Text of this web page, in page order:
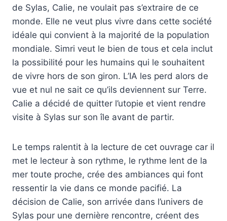
de Sylas, Calie, ne voulait pas s’extraire de ce
monde. Elle ne veut plus vivre dans cette société
idéale qui convient à la majorité de la population
mondiale. Simri veut le bien de tous et cela inclut
la possibilité pour les humains qui le souhaitent
de vivre hors de son giron. L’IA les perd alors de
vue et nul ne sait ce qu’ils deviennent sur Terre.
Calie a décidé de quitter l’utopie et vient rendre
visite à Sylas sur son île avant de partir.
Le temps ralentit à la lecture de cet ouvrage car il
met le lecteur à son rythme, le rythme lent de la
mer toute proche, crée des ambiances qui font
ressentir la vie dans ce monde pacifié. La
décision de Calie, son arrivée dans l’univers de
Sylas pour une dernière rencontre, créent des